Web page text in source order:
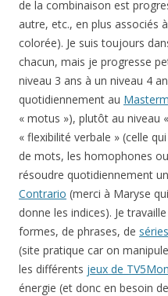
de la combinaison est
autre, etc., en plus associés
colorée). Je suis toujours
chacun, mais je progresse
niveau 3 ans à un niveau 4
quotidiennement au
« motus »), plutôt au niveau
« flexibilité verbale » (celle
de mots, les homophones
résoudre quotidiennement
Contrario (merci à Maryse
donne les indices). Je
formes, de phrases, de
(site pratique car on
les différents jeux de
énergie (et donc en besoin